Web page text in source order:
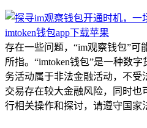
存在一些问题，“im观察钱包”可
所指。“imtoken钱包”是一种数
务活动属于非法金融活动，不受
交易存在较大金融风险，同时
行相关操作和探讨，请遵守国家